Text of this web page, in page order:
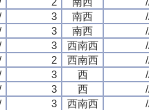
3 南西
3 南西
3 西南西
2 西南西
3 西
3 西
3 西南西